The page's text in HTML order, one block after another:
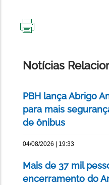
Notícias
PBH lança Abrigo
para mais
de ônibus
04/08/2026 | 19:33
Mais de 37 mil
encerramento do